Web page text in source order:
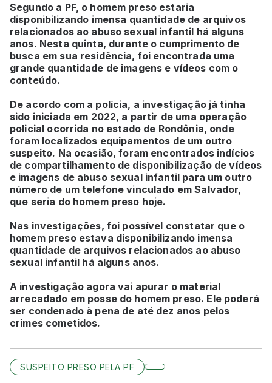
Segundo a PF, o homem preso estaria
disponibilizando imensa quantidade de arquivos
relacionados ao abuso sexual infantil há alguns
anos. Nesta quinta, durante o cumprimento de
busca em sua residência, foi encontrada uma
grande quantidade de imagens e vídeos com o
conteúdo.
De acordo com a polícia, a investigação já tinha
sido iniciada em 2022, a partir de uma operação
policial ocorrida no estado de Rondônia, onde
foram localizados equipamentos de um outro
suspeito. Na ocasião, foram encontrados indícios
de compartilhamento de disponibilização de vídeos
e imagens de abuso sexual infantil para um outro
número de um telefone vinculado em Salvador,
que seria do homem preso hoje.
Nas investigações, foi possível constatar que o
homem preso estava disponibilizando imensa
quantidade de arquivos relacionados ao abuso
sexual infantil há alguns anos.
A investigação agora vai apurar o material
arrecadado em posse do homem preso. Ele poderá
ser condenado à pena de até dez anos pelos
crimes cometidos.
SUSPEITO PRESO PELA PF